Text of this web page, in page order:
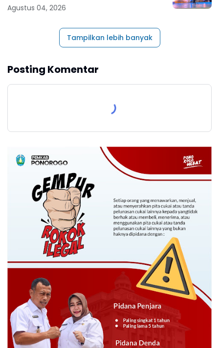
Agustus 04, 2026
Tampilkan lebih banyak
Posting Komentar